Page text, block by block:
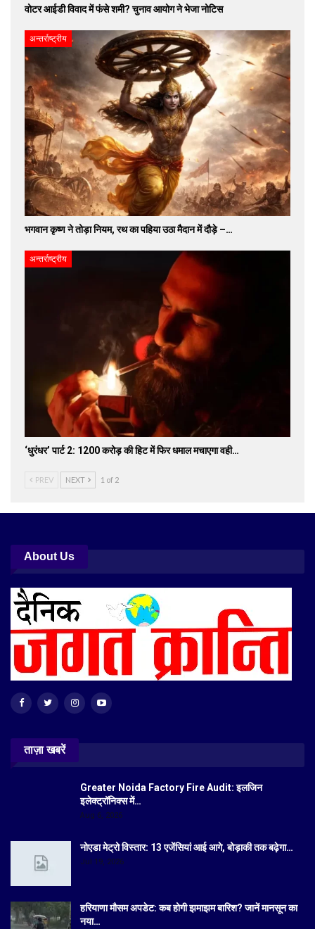
वोटर आईडी विवाद में फंसे शमी? चुनाव आयोग ने भेजा नोटिस
अन्तर्राष्ट्रीय
भगवान कृष्ण ने तोड़ा नियम, रथ का पहिया उठा मैदान में दौड़े –…
अन्तर्राष्ट्रीय
‘धुरंधर’ पार्ट 2: 1200 करोड़ की हिट में फिर धमाल मचाएगा वही…
PREV NEXT 1 of 2
About Us
ताज़ा खबरें
Greater Noida Factory Fire Audit: इलजिन
इलेक्ट्रॉनिक्स में…
Aug 6, 2026
नोएडा मेट्रो विस्तार: 13 एजेंसियां आई आगे, बोड़ाकी तक बढ़ेगा…
Jul 19, 2026
हरियाणा मौसम अपडेट: कब होगी झमाझम बारिश? जानें मानसून का
नया…